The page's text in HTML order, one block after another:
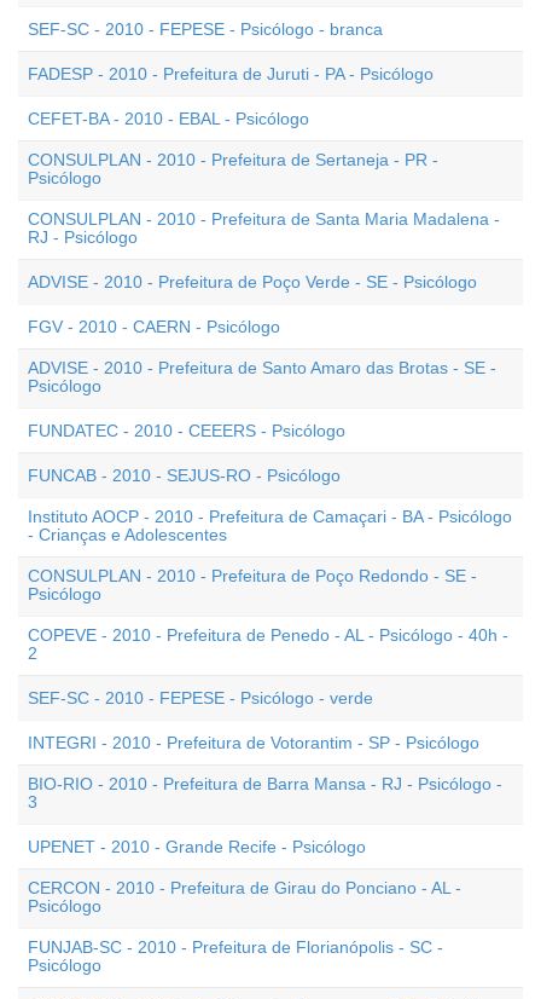
SEF-SC - 2010 - FEPESE - Psicólogo - branca
FADESP - 2010 - Prefeitura de Juruti - PA - Psicólogo
CEFET-BA - 2010 - EBAL - Psicólogo
CONSULPLAN - 2010 - Prefeitura de Sertaneja - PR -
Psicólogo
CONSULPLAN - 2010 - Prefeitura de Santa Maria Madalena -
RJ - Psicólogo
ADVISE - 2010 - Prefeitura de Poço Verde - SE - Psicólogo
FGV - 2010 - CAERN - Psicólogo
ADVISE - 2010 - Prefeitura de Santo Amaro das Brotas - SE -
Psicólogo
FUNDATEC - 2010 - CEEERS - Psicólogo
FUNCAB - 2010 - SEJUS-RO - Psicólogo
Instituto AOCP - 2010 - Prefeitura de Camaçari - BA - Psicólogo
- Crianças e Adolescentes
CONSULPLAN - 2010 - Prefeitura de Poço Redondo - SE -
Psicólogo
COPEVE - 2010 - Prefeitura de Penedo - AL - Psicólogo - 40h -
2
SEF-SC - 2010 - FEPESE - Psicólogo - verde
INTEGRI - 2010 - Prefeitura de Votorantim - SP - Psicólogo
BIO-RIO - 2010 - Prefeitura de Barra Mansa - RJ - Psicólogo -
3
UPENET - 2010 - Grande Recife - Psicólogo
CERCON - 2010 - Prefeitura de Girau do Ponciano - AL -
Psicólogo
FUNJAB-SC - 2010 - Prefeitura de Florianópolis - SC -
Psicólogo